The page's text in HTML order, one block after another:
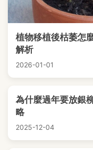
植物移植後枯萎怎
解析
2026-01-01
為什麼過年要放銀
略
2025-12-04